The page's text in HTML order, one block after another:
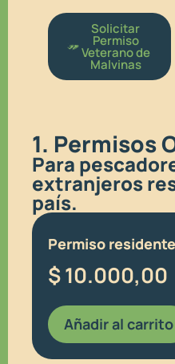
Solicitar
Permiso
Veterano de
Malvinas
1. Permisos
Para
extranjeros
país.
Permiso
$10.000,00
Añadir al carrito